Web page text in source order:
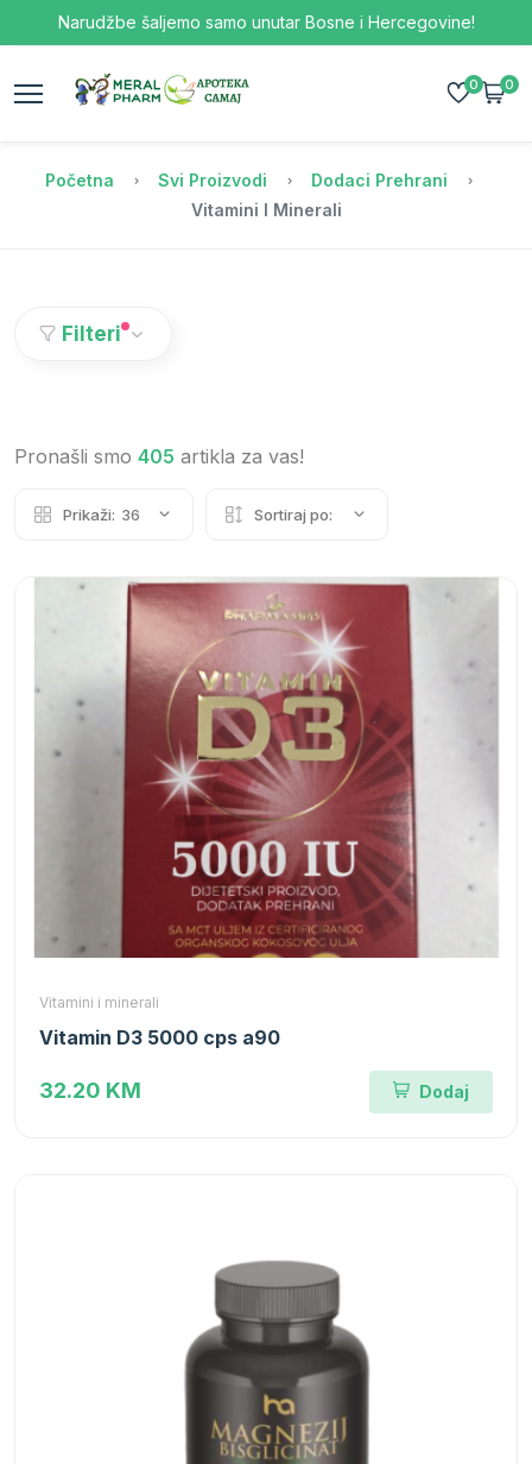
Narudžbe šaljemo samo unutar Bosne i Hercegovine!
0 0
Početna Svi Proizvodi
Dodaci Prehrani
Vitamini I Minerali
Filteri
Pronašli smo 405 artikla za vas!
Prikaži: 36 Sortiraj po:
Vitamini i minerali
Vitamin D3 5000 cps a90
32.20 KM Dodaj